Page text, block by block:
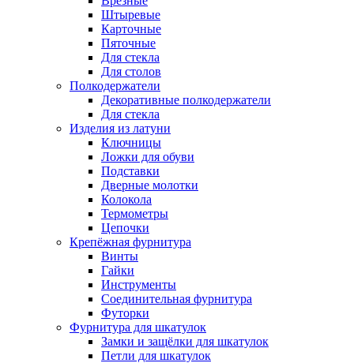
Штыревые
Карточные
Пяточные
Для стекла
Для столов
Полкодержатели
Декоративные полкодержатели
Для стекла
Изделия из латуни
Ключницы
Ложки для обуви
Подставки
Дверные молотки
Колокола
Термометры
Цепочки
Крепёжная фурнитура
Винты
Гайки
Инструменты
Соединительная фурнитура
Футорки
Фурнитура для шкатулок
Замки и защёлки для шкатулок
Петли для шкатулок